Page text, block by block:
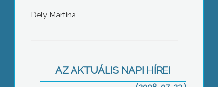
Dely Martina
AZ AKTUÁLIS NAPI HÍREI